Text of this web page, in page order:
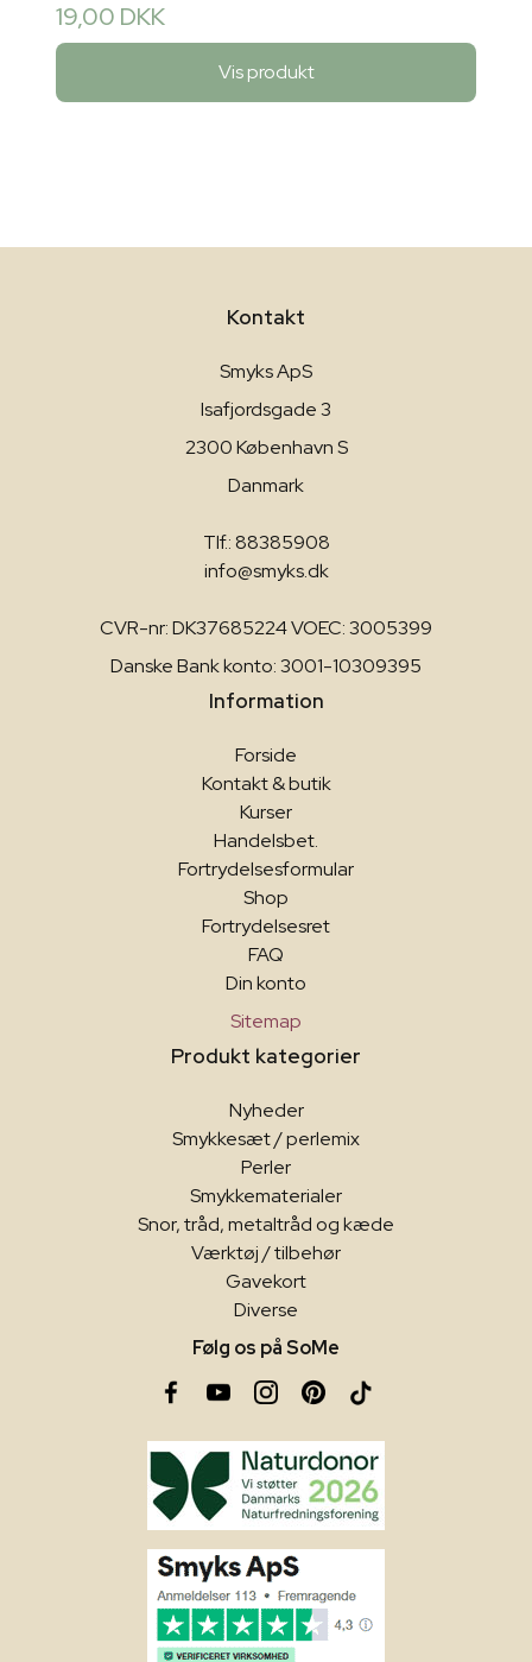
19,00 DKK
Vis produkt
Kontakt
Smyks ApS
Isafjordsgade 3
2300 København S
Danmark
Tlf.: 88385908
info@smyks.dk
CVR-nr: DK37685224 VOEC: 3005399
Danske Bank konto: 3001-10309395
Information
Forside
Kontakt & butik
Kurser
Handelsbet.
Fortrydelsesformular
Shop
Fortrydelsesret
FAQ
Din konto
Sitemap
Produkt kategorier
Nyheder
Smykkesæt / perlemix
Perler
Smykkematerialer
Snor, tråd, metaltråd og kæde
Værktøj / tilbehør
Gavekort
Diverse
Følg os på SoMe